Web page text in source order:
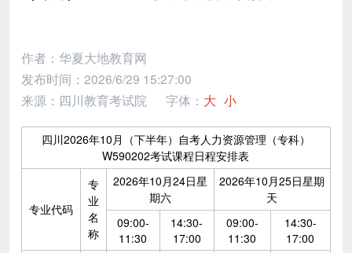
作者：华夏大地教育网
发布时间：2026/6/29 15:27:00
来源：四川教育考试院
字体： 大 小
四川2026年10月（下半年）自考人力资源管理（专科）
W590202考试课程日程安排表
专业代码
专
业
名
称
2026年10月24日星
期六
2026年10月25日星期
天
09:00-
11:30
14:30-
17:00
09:00-
11:30
14:30-
17:00